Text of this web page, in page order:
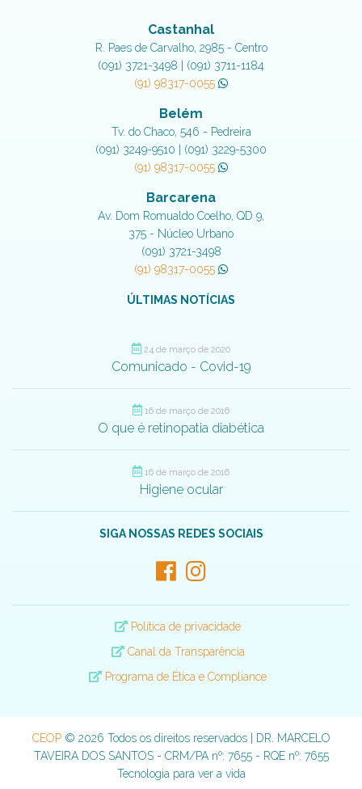
Castanhal
R. Paes de Carvalho, 2985 - Centro
(091) 3721-3498 | (091) 3711-1184
(91) 98317-0055
Belém
Tv. do Chaco, 546 - Pedreira
(091) 3249-9510 | (091) 3229-5300
(91) 98317-0055
Barcarena
Av. Dom Romualdo Coelho, QD 9,
375 - Núcleo Urbano
(091) 3721-3498
(91) 98317-0055
ÚLTIMAS NOTÍCIAS
24 de março de 2020
Comunicado - Covid-19
16 de março de 2016
O que é retinopatia diabética
16 de março de 2016
Higiene ocular
SIGA NOSSAS REDES SOCIAIS
Política de privacidade
Canal da Transparência
Programa de Ética e Compliance
CEOP© 2026 Todos os direitos reservados | DR. MARCELO
TAVEIRA DOS SANTOS - CRM/PA nº: 7655 - RQE nº: 7655
Tecnologia para ver a vida